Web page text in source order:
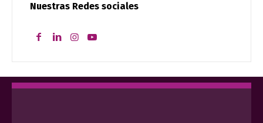
Nuestras Redes sociales